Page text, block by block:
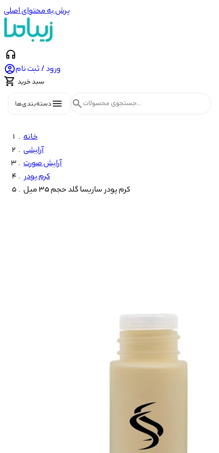
پرش به محتوای اصلی
headphones
ورود / ثبت نام
 سبد خرید
menuدسته‌بندی‌ها search
خانه
آرایشی
آرایش صورت
کرم پودر
کرم پودر ساریسا گلد حجم 35 میل